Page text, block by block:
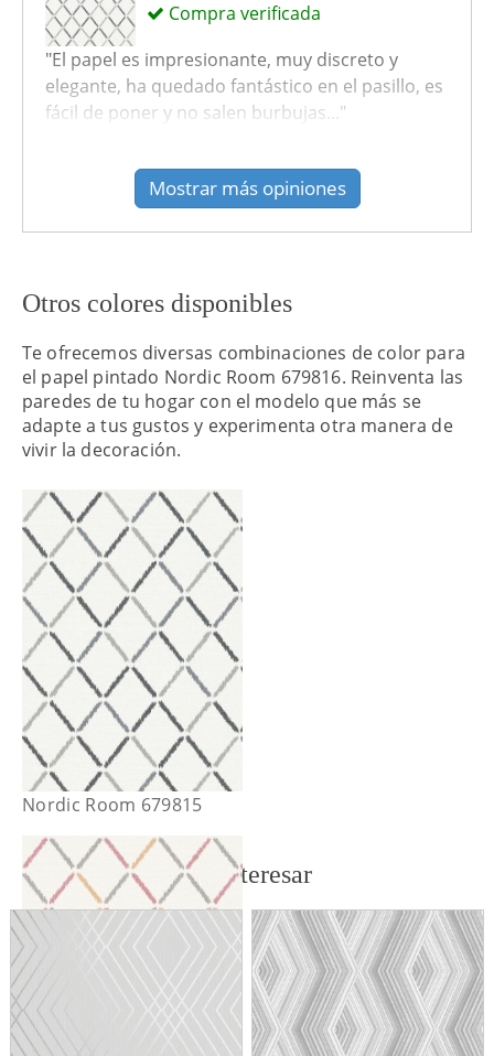
Compra verificada
"El papel es impresionante, muy discreto y
elegante, ha quedado fantástico en el pasillo, es
fácil de poner y no salen burbujas..."
Mostrar más opiniones
Otros colores disponibles
Te ofrecemos diversas combinaciones de color para
el papel pintado Nordic Room 679816. Reinventa las
paredes de tu hogar con el modelo que más se
adapte a tus gustos y experimenta otra manera de
vivir la decoración.
Nordic Room 679815
También te puede interesar